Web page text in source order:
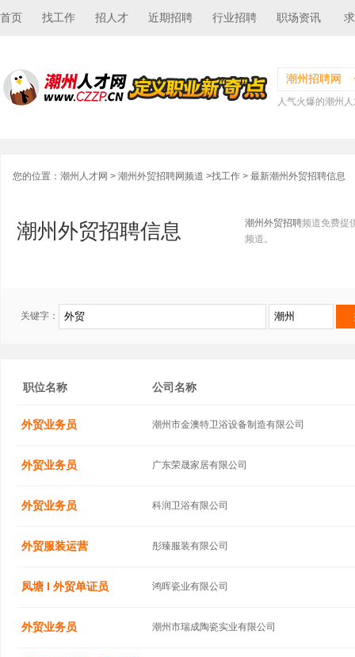
首页 找工作 招人才 近期招聘 行业招聘 职场资讯
潮州招聘网
人气火爆的潮州
您的位置： 潮州人才网 > 潮州外贸招聘网频道 >找工作 > 最新潮州外贸招聘信息
潮州外贸招聘信息 潮州外贸招聘频道免费提
频道。
关键字：
职位名称 公司名称
外贸业务员 潮州市金澳特卫浴设备制造有限公司
外贸业务员 广东荣晟家居有限公司
外贸业务员 科润卫浴有限公司
外贸服装运营 彤臻服装有限公司
凤塘 I 外贸单证员 鸿晖瓷业有限公司
外贸业务员 潮州市瑞成陶瓷实业有限公司